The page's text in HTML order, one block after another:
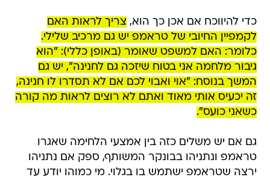
כדי להיווכח אם אכן כך הוא, צריך לראות האם
לקמפיין החיובי של טראמפ יש גם מרכיב שלילי.
כלומר: האם למשפט שאומר (באופן כללי): "הוא
גיבור מלחמה אני בטוח שיזכה גם לחנינה", יש גם
המשך בנוסח: "אוי ואבוי לכם אם לא תסדרו לו חנינה,
זה יכעיס אותי מאוד ואתם לא רוצים לראות מה קורה
כשאני כועס".
גם אם יש משלים כזה בין אמצעי הלחימה שאגרו
טראמפ ונתניהו בבונקר המשותף, ספק אם נתניהו
ירצה שטראמפ ישתמש בו בגלוי. מי כמוהו יודע עד